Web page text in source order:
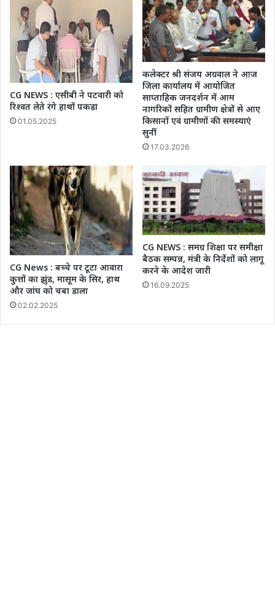
CG NEWS : एसीबी ने पटवारी को
रिश्वत लेते रंगे हाथों पकड़ा
01.05.2025
कलेक्टर श्री संजय अग्रवाल ने आज
जिला कार्यालय में आयोजित
साप्ताहिक जनदर्शन में आम
नागरिकों सहित ग्रामीण क्षेत्रों से आए
किसानों एवं ग्रामीणों की समस्याएं
सुनीं
17.03.2026
CG News : बच्चे पर टूटा आवारा
कुत्तों का झुंड, मासूम के सिर, हाथ
और जांघ को चबा डाला
02.02.2025
CG NEWS : समग्र शिक्षा पर समीक्षा
बैठक सम्पन्न, मंत्री के निर्देशों को लागू
करने के आदेश जारी
16.09.2025